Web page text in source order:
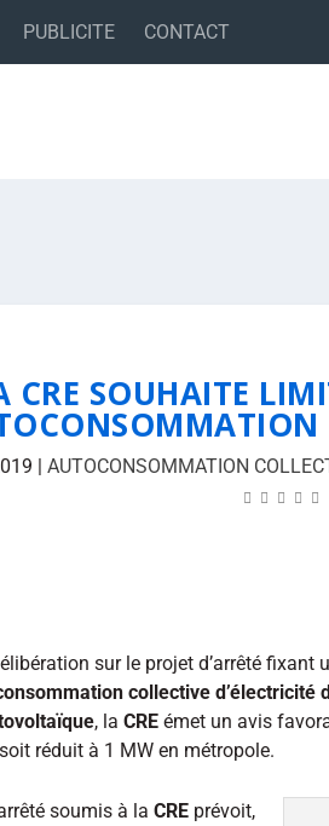
PUBLICITE CONTACT
CRE SOUHAITE
| AUTOCONSOMMATION
sur le projet d’arrêté fixant
collective d’électricité
, la CRE émet un avis
réduit à 1 MW en métropole.
soumis à la CRE prévoit,